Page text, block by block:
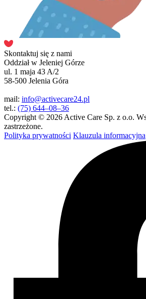
Skontaktuj się z nami
Oddział w Jeleniej Górze
ul. 1 maja 43 A/2
58-500 Jelenia Góra
mail: info@activecare24.pl
tel.: (75) 644–08–36
Copyright © 2026 Active Care Sp. z o.o.
zastrzeżone.
Polityka prywatności Klauzula informacyjna